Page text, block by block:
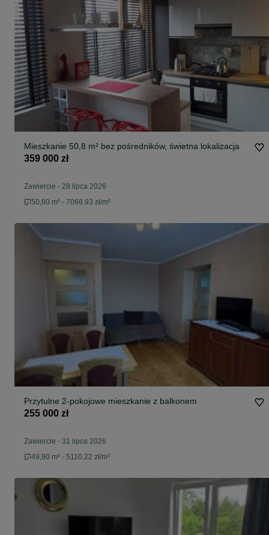
Mieszkanie 50,8 m² bez pośredników, świetna lokalizacja
359 000 zł
Zawiercie - 28 lipca 2026
50,80 m² - 7066.93 zł/m²
Przytulne 2-pokojowe mieszkanie z balkonem
255 000 zł
Zawiercie - 31 lipca 2026
49,90 m² - 5110.22 zł/m²